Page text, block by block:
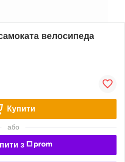
велосипеда
Купити
або
з